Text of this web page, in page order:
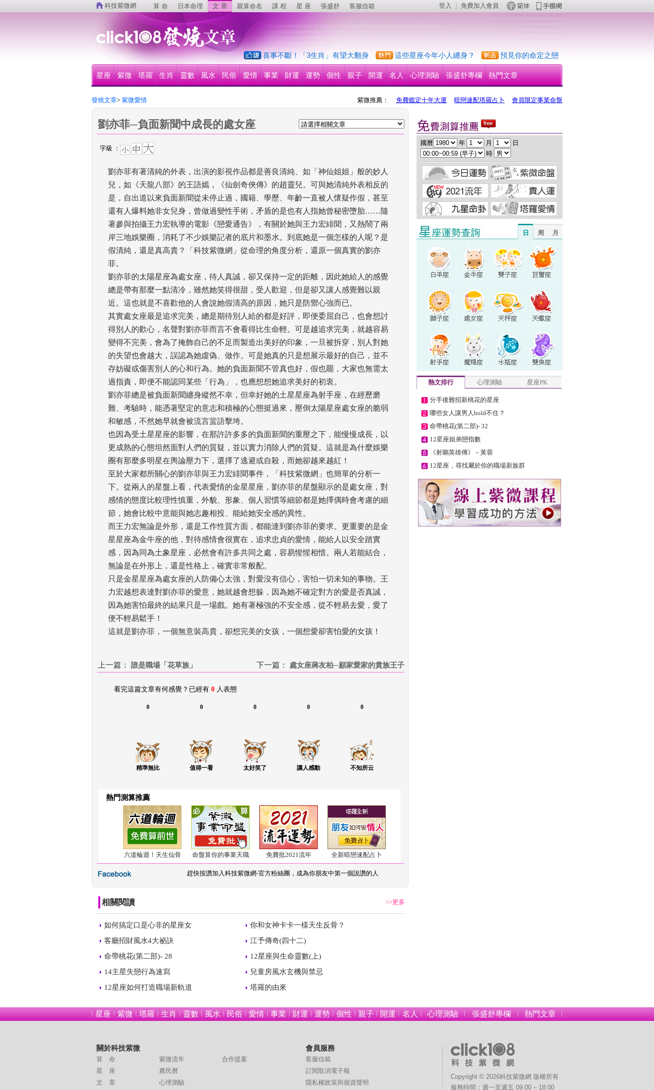
科技紫微網 算 命 日本命理 文 章 親算命名 課 程 星 座 張盛舒 客服信箱 登入 免費加入會員
喜事不斷！「3生肖」有望大翻身 這些星座今年小人纏身？ 預見你的命定之戀
星座 紫微 塔羅 生肖 靈數 風水 民俗 愛情 事業 財運 運勢 個性 親子 開運 名人 心理測驗 張盛舒專欄 熱門文章
發燒文章> 紫微愛情 會員限定事業命盤
暗戀速配塔羅占卜
免費鑑定十年大運
紫微推薦：
劉亦菲─負面新聞中成長的處女座
字級 ：
劉亦菲有著清純的外表，出演的影視作品都是善良清純、如「神仙姐姐」般的妙人
兒，如《天龍八部》的王語嫣，《仙劍奇俠傳》的趙靈兒。可與她清純外表相反的
是，自出道以來負面新聞從未停止過，國籍、學歷、年齡一直被人懷疑作假，甚至
還有人爆料她非女兒身，曾做過變性手術，矛盾的是也有人指她曾秘密墮胎……隨
著參與拍攝王力宏執導的電影《戀愛通告》，有關於她與王力宏緋聞，又熱鬧了兩
岸三地娛樂圈，消耗了不少娛樂記者的底片和墨水。到底她是一個怎樣的人呢？是
假清純，還是真高貴？「科技紫微網」從命理的角度分析，還原一個真實的劉亦
菲。
劉亦菲的太陽星座為處女座，待人真誠，卻又保持一定的距離，因此她給人的感覺
總是帶有那麼一點清冷，雖然她笑得很甜，受人歡迎，但是卻又讓人感覺難以親
近。這也就是不喜歡他的人會說她假清高的原因，她只是防禦心強而已。
其實處女座最是追求完美，總是期待別人給的都是好評，即便委屈自己，也會想討
得別人的歡心，名聲對劉亦菲而言不會看得比生命輕。可是越追求完美，就越容易
變得不完美，會為了掩飾自己的不足而製造出美好的印象，一旦被拆穿，別人對她
的失望也會越大，誤認為她虛偽、做作。可是她真的只是想展示最好的自己，並不
存妨礙或傷害別人的心和行為。她的負面新聞不管真也好，假也罷，大家也無需太
過指責，即便不能認同某些「行為」，也應想想她追求美好的初衷。
劉亦菲總是被負面新聞纏身縱然不幸，但幸好她的土星星座為射手座，在經歷磨
難、考驗時，能憑著堅定的意志和積極的心態挺過來，壓倒太陽星座處女座的脆弱
和敏感，不然她早就會被流言蜚語擊垮。
也因為受土星星座的影響，在那許許多多的負面新聞的重壓之下，能慢慢成長，以
更成熟的心態坦然面對人們的質疑，並以實力消除人們的質疑。這就是為什麼娛樂
圈有那麼多明星在輿論壓力下，選擇了逃避或自殺，而她卻越來越紅！
至於大家都所關心的劉亦菲與王力宏緋聞事件，「科技紫微網」也簡單的分析一
下。從兩人的星盤上看，代表愛情的金星星座，劉亦菲的星盤顯示的是處女座，對
感情的態度比較理性慎重，外貌、形象、個人習慣等細節都是她擇偶時會考慮的細
節，她會比較中意能與她志趣相投、能給她安全感的異性。
而王力宏無論是外形，還是工作性質方面，都能達到劉亦菲的要求。更重要的是金
星星座為金牛座的他，對待感情會很實在，追求忠貞的愛情，能給人以安全踏實
感，因為同為土象星座，必然會有許多共同之處，容易惺惺相惜。兩人若能結合，
無論是在外形上，還是性格上，確實非常般配。
只是金星星座為處女座的人防備心太強，對愛沒有信心，害怕一切未知的事物。王
力宏越想表達對劉亦菲的愛意，她就越會想躲，因為她不確定對方的愛是否真誠，
因為她害怕最終的結果只是一場戲。她有著極強的不安全感，從不輕易去愛，愛了
便不輕易鬆手！
這就是劉亦菲，一個無意裝高貴，卻想完美的女孩，一個想愛卻害怕愛的女孩！
上一篇： 誰是職場「花草族」 下一篇： 處女座蔣友柏─顧家愛家的貴族王子
看完這篇文章有何感覺？已經有 0 人表態
0
精準無比
0
值得一看
0
太好笑了
0
讓人感動
0
不知所云
熱門測算推薦
六道輪迴！天生仙骨 命盤算你的事業天職 免費批2021流年 全新暗戀速配占卜
趕快按讚加入科技紫微網-官方粉絲團 ，成為你朋友中第一個說讚的人
相關閱讀 >>更多
如何搞定口是心非的星座女
客廳招財風水4大祕訣
命帶桃花(第二部)- 28
14主星失戀行為速寫
12星座如何打造職場新軌道
你和女神卡卡一樣天生反骨？
江予傳奇(四十二)
12星座與生命靈數(上)
兒童房風水玄機與禁忌
塔羅的由來
國曆 年 月
日
時
月
周
日
熱文排行 心理測驗 星座PK
分手後難招新桃花的星座
哪些女人讓男人hold不住？
命帶桃花(第二部)- 32
12星座姐弟戀指數
《射鵰英雄傳》－黃蓉
12星座，尋找屬於你的職場新族群
星座 紫微 塔羅 生肖 靈數 風水 民俗 愛情 事業 財運 運勢 個性 親子 開運 名人 心理測驗 張盛舒專欄 熱門文章
關於科技紫微
算 命
星 座
文 章
紫微流年
農民曆
心理測驗
合作提案
會員服務
客服信箱
訂閱取消電子報
隱私權政策與個資聲明
Copyright © 2026科技紫微網 版權所有
服務時間：週一至週五 09:00 – 18:00